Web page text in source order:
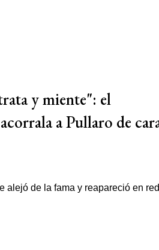
y miente": el
a Pullaro de